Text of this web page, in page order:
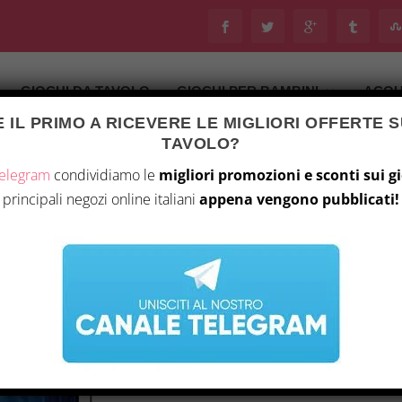
GIOCHI DA TAVOLO GIOCHI PER BAMBINI
Ultimo aggiornamento il 29 Luglio 2026 6:20
/Giochi da tavolo/ Asmodee – Arkham Horror:
ASMODEE –
TEMPORALI LCG
ACQUISTA
SCOPRI IL
IL PRIMO A RICEVERE LE MIGLIORI OFFERTE
TAVOLO?
condividiamo le migliori promozioni e sconti sui
principali negozi online italiani appena vengono pubblicati!